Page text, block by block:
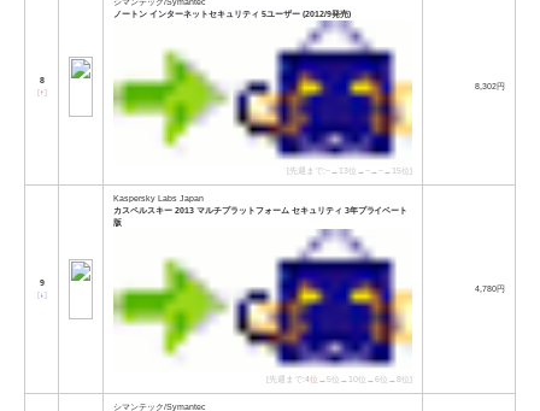
8
[↑]
シマンテック/Symantec
ノートン インターネットセキュリティ 5ユーザー (2012/9発売)
[先週まで:−→13位→−→−→15位]
8,302円
9
[↓]
Kaspersky Labs Japan
カスペルスキー 2013 マルチプラットフォーム セキュリティ 3年プライベート
版
[先週まで:4位 →5位→10位→6位→8位]
4,780円
シマンテック/Symantec